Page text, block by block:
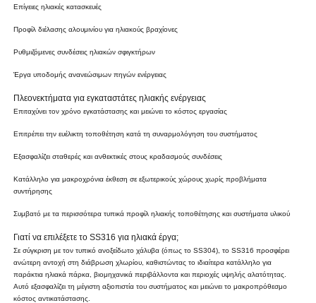
Επίγειες ηλιακές κατασκευές
Προφίλ διέλασης αλουμινίου για ηλιακούς βραχίονες
Ρυθμιζόμενες συνδέσεις ηλιακών σφιγκτήρων
Έργα υποδομής ανανεώσιμων πηγών ενέργειας
Πλεονεκτήματα για εγκαταστάτες ηλιακής ενέργειας
Επιταχύνει τον χρόνο εγκατάστασης και μειώνει το κόστος εργασίας
Επιτρέπει την ευέλικτη τοποθέτηση κατά τη συναρμολόγηση του συστήματος
Εξασφαλίζει σταθερές και ανθεκτικές στους κραδασμούς συνδέσεις
Κατάλληλο για μακροχρόνια έκθεση σε εξωτερικούς χώρους χωρίς προβλήματα
συντήρησης
Συμβατό με τα περισσότερα τυπικά προφίλ ηλιακής τοποθέτησης και συστήματα υλικού
Γιατί να επιλέξετε το SS316 για ηλιακά έργα;
Σε σύγκριση με τον τυπικό ανοξείδωτο χάλυβα (όπως το SS304), το SS316 προσφέρει
ανώτερη αντοχή στη διάβρωση χλωρίου, καθιστώντας το ιδιαίτερα κατάλληλο για
παράκτια ηλιακά πάρκα, βιομηχανικά περιβάλλοντα και περιοχές υψηλής αλατότητας.
Αυτό εξασφαλίζει τη μέγιστη αξιοπιστία του συστήματος και μειώνει το μακροπρόθεσμο
κόστος αντικατάστασης.